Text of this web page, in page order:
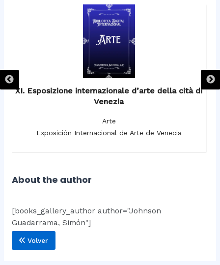
XI. Esposizione internazionale d’arte della cità di
Venezia
Arte
Exposición Internacional de Arte de Venecia
About the author
[books_gallery_author author="Johnson
Guadarrama, Simón"]
Volver